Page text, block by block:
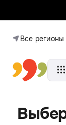
Все регионы